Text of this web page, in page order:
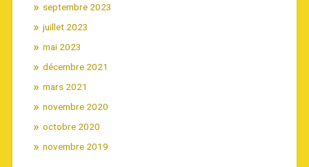
septembre 2023
juillet 2023
mai 2023
décembre 2021
mars 2021
novembre 2020
octobre 2020
novembre 2019